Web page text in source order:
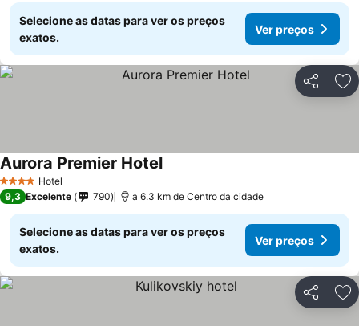
Selecione as datas para ver os preços
exatos.
Ver preços
Partilhar
4 EstrelasHotel
Aurora Premier Hotel
9,3 Excelente 790 a 6.3 km de Centro da cidade
Selecione as datas para ver os preços
exatos.
Ver preços
Partilhar